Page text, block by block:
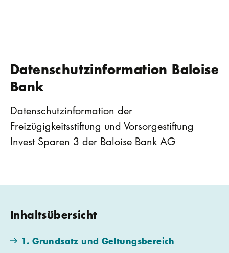
Datenschutzinformation Baloise
Bank
Datenschutzinformation der
Freizügigkeitsstiftung und Vorsorgestiftung
Invest Sparen 3 der Baloise Bank AG
Inhaltsübersicht
1. Grundsatz und Geltungsbereich